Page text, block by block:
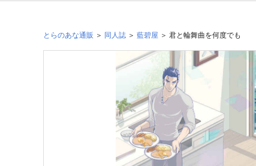
とらのあな通販 同人誌 藍碧屋 君と輪舞曲を何度でも